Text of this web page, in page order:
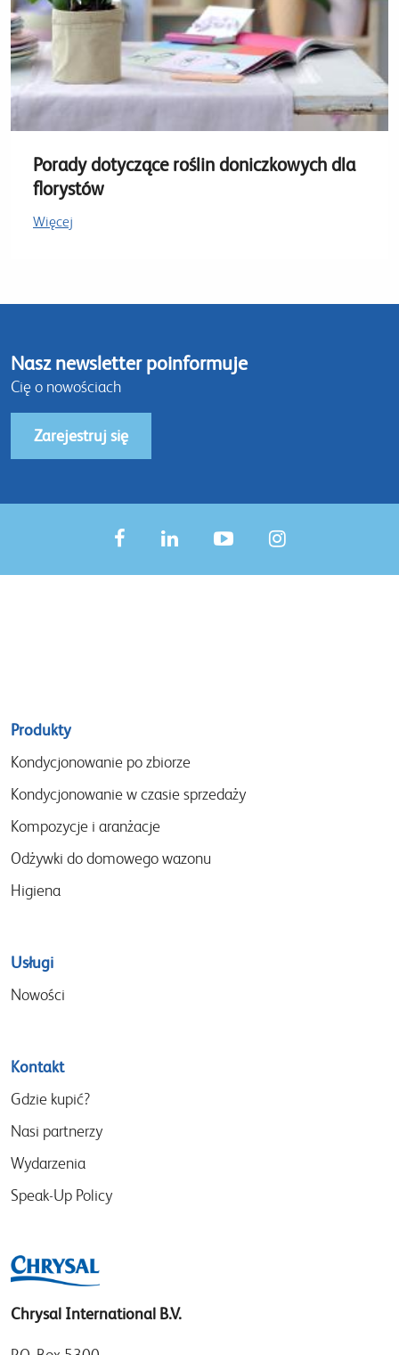
Porady dotyczące roślin doniczkowych dla
florystów
Więcej
Nasz newsletter poinformuje
Cię o nowościach
Zarejestruj się
Sitemap
menu
Produkty
Kondycjonowanie po zbiorze
Kondycjonowanie w czasie sprzedaży
Kompozycje i aranżacje
Odżywki do domowego wazonu
Higiena
Usługi
Nowości
Kontakt
Gdzie kupić?
Nasi partnerzy
Wydarzenia
Speak-Up Policy
Chrysal International B.V.